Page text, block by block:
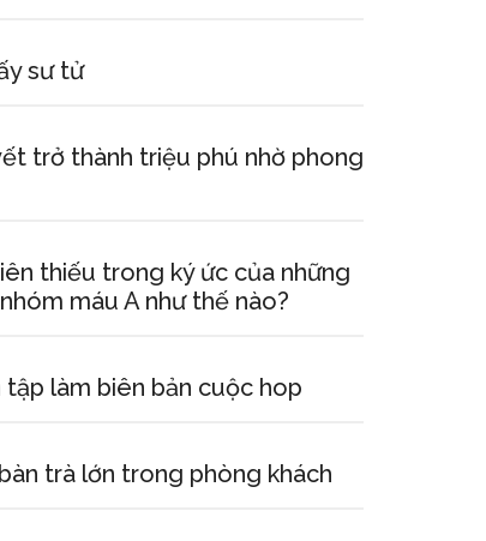
sư tử
trở thành triệu phú nhờ phong
thiếu trong ký ức của những
máu A như thế nào?
tập làm biên bản cuộc hop
trà lớn trong phòng khách